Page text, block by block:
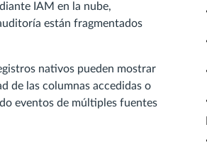
IAM en la nube,
están fragmentados
nativos pueden mostrar
de las columnas accedidas o
eventos de múltiples fuentes